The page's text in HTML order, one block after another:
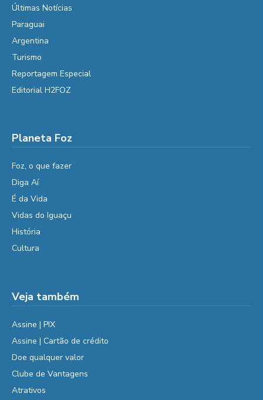
Últimas Notícias
Paraguai
Argentina
Turismo
Reportagem Especial
Editorial H2FOZ
Planeta Foz
Foz, o que fazer
Diga Aí
É da Vida
Vidas do Iguaçu
História
Cultura
Veja também
Assine | PIX
Assine | Cartão de crédito
Doe qualquer valor
Clube de Vantagens
Atrativos